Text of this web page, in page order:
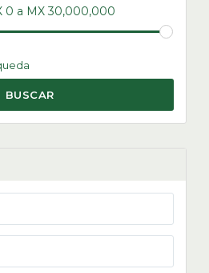
0 a MX 30,000,000
BUSCAR